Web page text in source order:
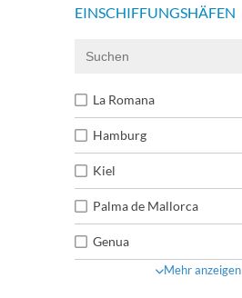
EINSCHIFFUNGSHÄFEN
La Romana
Hamburg
Kiel
Palma de Mallorca
Genua
Mehr anzeigen